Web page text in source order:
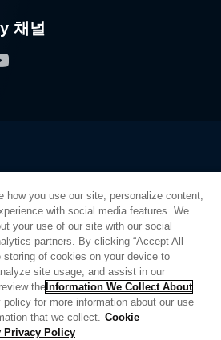
채널
Information
how you use our site, personalize content,
with social media features. We
your use of our site with our social
partners. By clicking “Accept All
storing of cookies on your device to
site usage, and assist in our
the Information We Collect About
for more information about our use
that we collect. Cookie
Privacy Policy